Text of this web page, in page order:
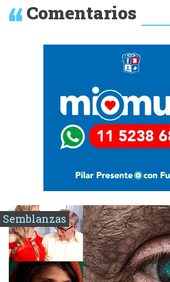
Comentarios
Semblanzas